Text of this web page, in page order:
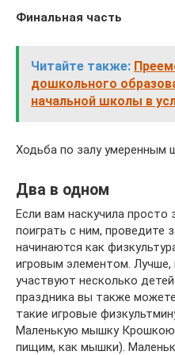
Финальная часть
Читайте также:
дошкольного
начальной школы в
Ходьба по залу умеренным
Два в одном
Если вам наскучила
поиграть с ним, проведите
начинаются как
игровым элементом. Лучше,
участвуют несколько
праздника вы также
такие игровые
Маленькую мышку Крошкою
пищим, как мышки).